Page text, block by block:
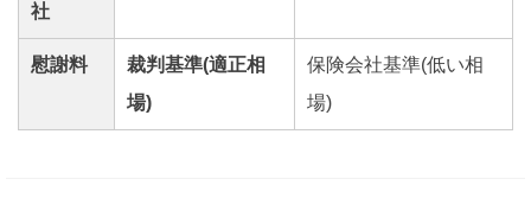
社
慰謝料
裁判基準(適正相
場)
保険会社基準(低い相
場)